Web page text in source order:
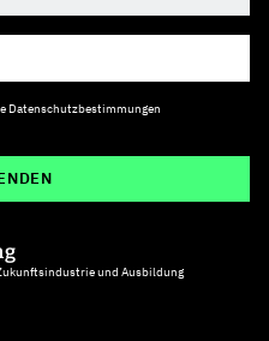
Datenschutzbestimmungen
und Ausbildung